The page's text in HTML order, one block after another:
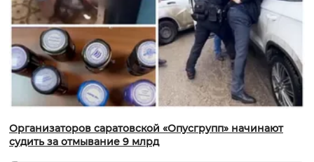
Организаторов саратовской «Опусгрупп» начинают
судить за отмывание 9 млрд